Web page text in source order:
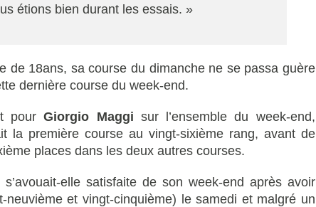
étions bien durant les essais. »
de 18ans, sa course du dimanche ne se passa guère
dernière course du week-end.
pourGiorgio Maggi sur l’ensemble du week-end,
la première course au vingt-sixième rang, avant de
places dans les deux autres courses.
s’avouait-elle satisfaite de son week-end après avoir
et vingt-cinquième) le samedi et malgré un